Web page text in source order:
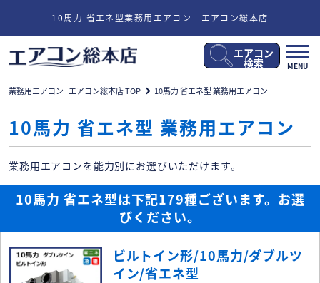
10馬力 省エネ型業務用エアコン | エアコン総本店
メ
ニ
MENU
エアコン
検索
業務用エアコン | エアコン総本店 TOP 10馬力 省エネ型 業務用エアコン
10馬力 省エネ型 業務用エアコン
業務用エアコンを能力別にお選びいただけます。
10馬力 省エネ型は下記179種ございます。お選
びください。
ビルトイン形/10馬力/ダブルツ
イン/省エネ型